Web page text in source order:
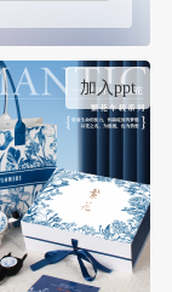
加入ppt